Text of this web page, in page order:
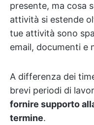
presente, ma cosa
attività si estende
tue attività sono
email, documenti e
A differenza dei
brevi periodi di
fornire supporto
termine.